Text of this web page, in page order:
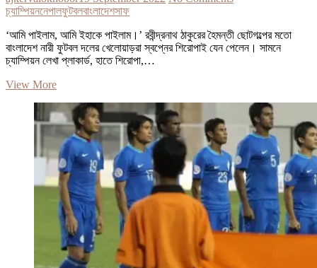
চ্যাম্পিয়ননেপালফুটবলবাংলাদেশসাফ
‘আমি পাইলাম, আমি ইহাকে পাইলাম।’ রবীন্দ্রনাথ ঠাকুরের হৈমন্তী ছোটগল্পের মতো
বাংলাদেশ নারী ফুটবল দলের খেলোয়াড়রা স্বপ্নের শিরোপাই যেন পেলেন। সামনে
চ্যাম্পিয়ন লেখা প্লাকার্ড, হাতে শিরোপা,…
View Moreবাংলাদেশের
জিতল
স্বপ্নের
সাফ
ফুটবল
চ্যাম্পিয়নশিপ